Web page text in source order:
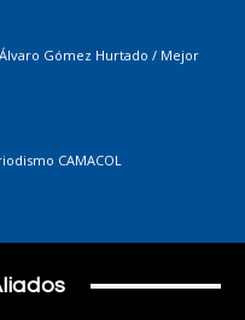
Gómez Hurtado / Mejor
CAMACOL